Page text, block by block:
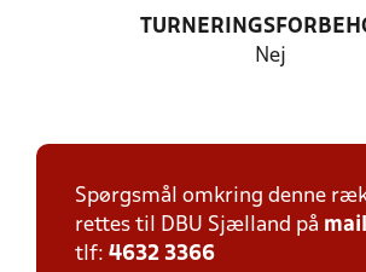
Nej
Spørgsmål omkring denne
rettes til DBU Sjælland på mail
tlf: 4632 3366